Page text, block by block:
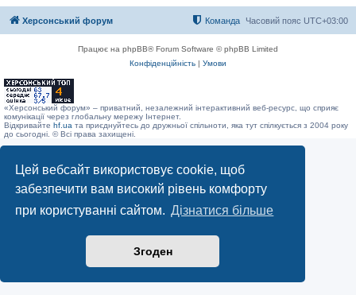
Цей вебсайт використовує cookie, щоб
забезпечити вам високий рівень комфорту
при користуванні сайтом. Дізнатися більше
Згоден
Херсонський форум Часовий пояс UTC+03:00
Команда
Працює на phpBB® Forum Software © phpBB Limited
Конфіденційність | Умови
«Херсонський форум» – приватний, незалежний інтерактивний веб-ресурс, що сприяє
комунікації через глобальну мережу Інтернет.
Відкривайте hf.ua та приєднуйтесь до дружньої спільноти, яка тут спілкується з 2004 року
до сьогодні. © Всі права захищені.